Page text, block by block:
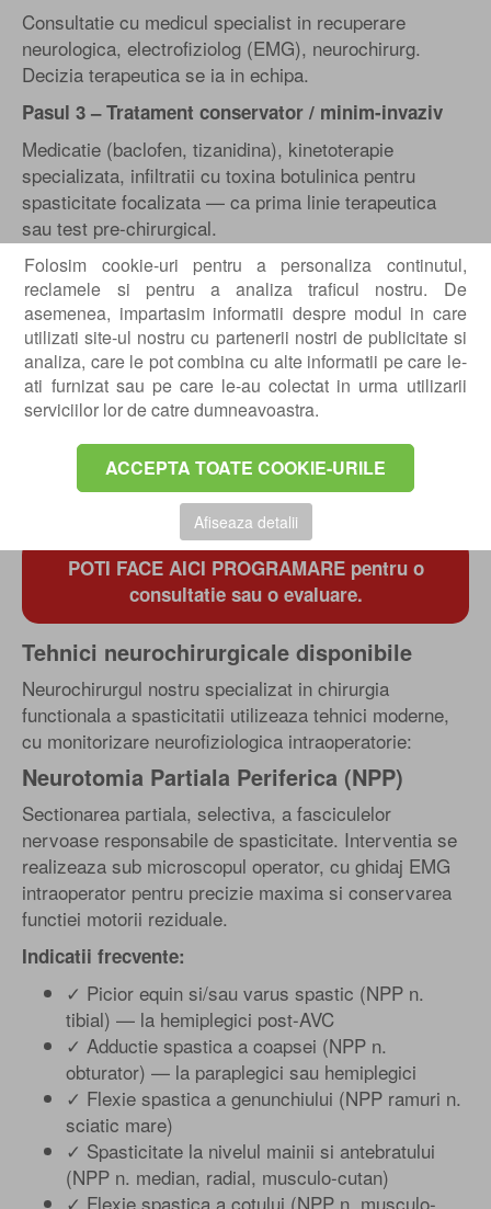
Folosim cookie-uri pentru a personaliza continutul,
reclamele si pentru a analiza traficul nostru. De
asemenea, impartasim informatii despre modul in care
utilizati site-ul nostru cu partenerii nostri de publicitate si
analiza, care le pot combina cu alte informatii pe care le-
ati furnizat sau pe care le-au colectat in urma utilizarii
serviciilor lor de catre dumneavoastra.
ACCEPTA TOATE COOKIE-URILE
Afiseaza detalii
Consultatie cu medicul specialist in recuperare
neurologica, electrofiziolog (EMG), neurochirurg.
Decizia terapeutica se ia in echipa.
Pasul 3 – Tratament conservator / minim-invaziv
Medicatie (baclofen, tizanidina), kinetoterapie
specializata, infiltratii cu toxina botulinica pentru
spasticitate focalizata — ca prima linie terapeutica
sau test pre-chirurgical.
Pasul 4 – Indicatie neurochirurgicala (daca este
cazul)
Se indica exclusiv in caz de esec terapeutic
conservator, spasticitate stabila neurologic si dupa
teste preoperatorii specifice. Tehnica se alege in
functie de tipul si localizarea spasticitatii.
Pasul 5 – Recuperare postoperatorie
Program structurat de recuperare neuromotorie, cu
obiective functionale clare stabilite pre-operator.
POTI FACE AICI PROGRAMARE pentru o
consultatie sau o evaluare.
Tehnici neurochirurgicale disponibile
Neurochirurgul nostru specializat in chirurgia
functionala a spasticitatii utilizeaza tehnici moderne,
cu monitorizare neurofiziologica intraoperatorie:
Neurotomia Partiala Periferica (NPP)
Sectionarea partiala, selectiva, a fasciculelor
nervoase responsabile de spasticitate. Interventia se
realizeaza sub microscopul operator, cu ghidaj EMG
intraoperator pentru precizie maxima si conservarea
functiei motorii reziduale.
Indicatii frecvente:
✓ Picior equin si/sau varus spastic (NPP n.
tibial) — la hemiplegici post-AVC
✓ Adductie spastica a coapsei (NPP n.
obturator) — la paraplegici sau hemiplegici
✓ Flexie spastica a genunchiului (NPP ramuri n.
sciatic mare)
✓ Spasticitate la nivelul mainii si antebratului
(NPP n. median, radial, musculo-cutan)
✓ Flexie spastica a cotului (NPP n. musculo-